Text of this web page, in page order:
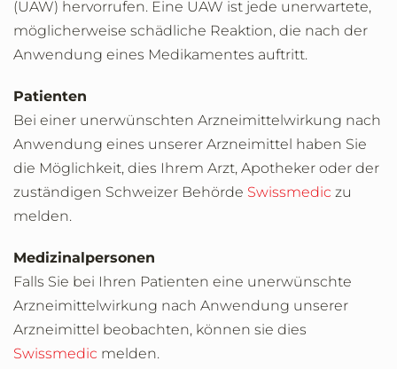
(UAW) hervorrufen. Eine UAW ist jede unerwartete,
möglicherweise schädliche Reaktion, die nach der
Anwendung eines Medikamentes auftritt.
Patienten
Bei einer unerwünschten Arzneimittelwirkung nach
Anwendung eines unserer Arzneimittel haben Sie
die Möglichkeit, dies Ihrem Arzt, Apotheker oder der
zuständigen Schweizer Behörde Swissmedic zu
melden.
Medizinalpersonen
Falls Sie bei Ihren Patienten eine unerwünschte
Arzneimittelwirkung nach Anwendung unserer
Arzneimittel beobachten, können sie dies
Swissmedic melden.